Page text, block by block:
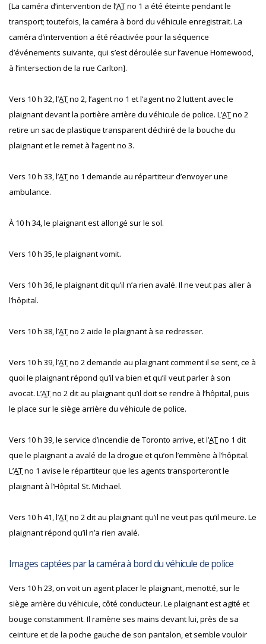
[La caméra d’intervention de l’ATno 1 a été éteinte pendant le
transport; toutefois, la caméra à bord du véhicule enregistrait. La
caméra d’intervention a été réactivée pour la séquence
d’événements suivante, qui s’est déroulée sur l’avenue Homewood,
à l’intersection de la rue Carlton].
Vers 10 h 32, l’ATno 2, l’agent no 1 et l’agent no 2 luttent avec le
plaignant devant la portière arrière du véhicule de police. L’ATno 2
retire un sac de plastique transparent déchiré de la bouche du
plaignant et le remet à l’agent no 3.
Vers 10 h 33, l’ATno 1 demande au répartiteur d’envoyer une
ambulance.
À 10 h 34, le plaignant est allongé sur le sol.
Vers 10 h 35, le plaignant vomit.
Vers 10 h 36, le plaignant dit qu’il n’a rien avalé. Il ne veut pas aller à
l’hôpital.
Vers 10 h 38, l’ATno 2 aide le plaignant à se redresser.
Vers 10 h 39, l’ATno 2 demande au plaignant comment il se sent, ce à
quoi le plaignant répond qu’il va bien et qu’il veut parler à son
avocat. L’ATno 2 dit au plaignant qu’il doit se rendre à l’hôpital, puis
le place sur le siège arrière du véhicule de police.
Vers 10 h 39, le service d’incendie de Toronto arrive, et l’ATno 1 dit
que le plaignant a avalé de la drogue et qu’on l’emmène à l’hôpital.
L’ATno 1 avise le répartiteur que les agents transporteront le
plaignant à l’Hôpital St. Michael.
Vers 10 h 41, l’ATno 2 dit au plaignant qu’il ne veut pas qu’il meure. Le
plaignant répond qu’il n’a rien avalé.
Images captées par la caméra à bord du véhicule de police
Vers 10 h 23, on voit un agent placer le plaignant, menotté, sur le
siège arrière du véhicule, côté conducteur. Le plaignant est agité et
bouge constamment. Il ramène ses mains devant lui, près de sa
ceinture et de la poche gauche de son pantalon, et semble vouloir